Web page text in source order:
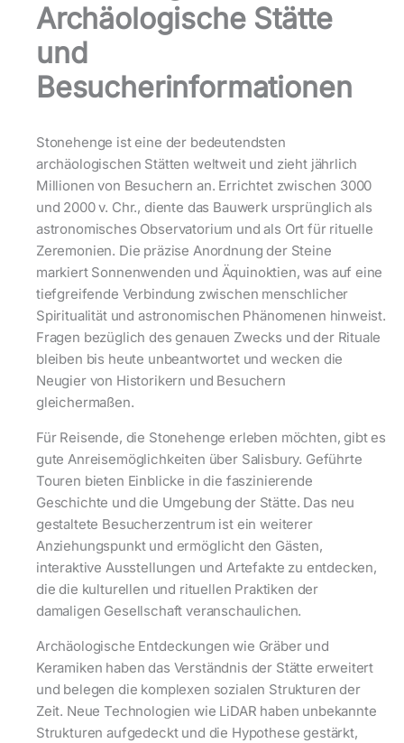
Archäologische Stätte
und
Besucherinformationen
Stonehenge ist eine der bedeutendsten
archäologischen Stätten weltweit und zieht jährlich
Millionen von Besuchern an. Errichtet zwischen 3000
und 2000 v. Chr., diente das Bauwerk ursprünglich als
astronomisches Observatorium und als Ort für rituelle
Zeremonien. Die präzise Anordnung der Steine
markiert Sonnenwenden und Äquinoktien, was auf eine
tiefgreifende Verbindung zwischen menschlicher
Spiritualität und astronomischen Phänomenen hinweist.
Fragen bezüglich des genauen Zwecks und der Rituale
bleiben bis heute unbeantwortet und wecken die
Neugier von Historikern und Besuchern
gleichermaßen.
Für Reisende, die Stonehenge erleben möchten, gibt es
gute Anreisemöglichkeiten über Salisbury. Geführte
Touren bieten Einblicke in die faszinierende
Geschichte und die Umgebung der Stätte. Das neu
gestaltete Besucherzentrum ist ein weiterer
Anziehungspunkt und ermöglicht den Gästen,
interaktive Ausstellungen und Artefakte zu entdecken,
die die kulturellen und rituellen Praktiken der
damaligen Gesellschaft veranschaulichen.
Archäologische Entdeckungen wie Gräber und
Keramiken haben das Verständnis der Stätte erweitert
und belegen die komplexen sozialen Strukturen der
Zeit. Neue Technologien wie LiDAR haben unbekannte
Strukturen aufgedeckt und die Hypothese gestärkt,